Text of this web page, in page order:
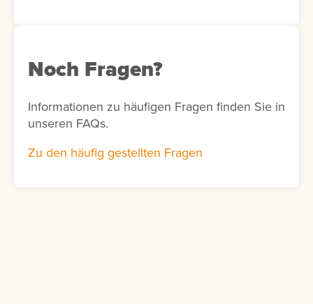
Noch Fragen?
Informationen zu häufigen Fragen finden Sie in
unseren FAQs.
Zu den häufig gestellten Fragen